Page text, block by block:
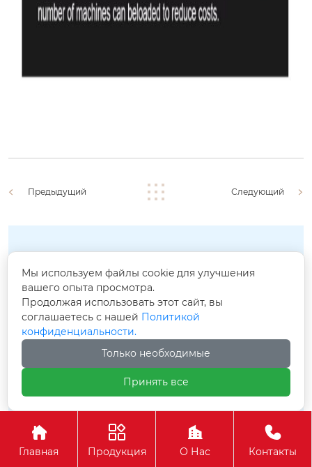
Предыдущий Следующий
связаться с нами

Главная

Продукция

О Нас

Контакты
Мы используем файлы cookie для улучшения
вашего опыта просмотра.
Продолжая использовать этот сайт, вы
соглашаетесь с нашей Политикой
конфиденциальности.
Только необходимые
Принять все